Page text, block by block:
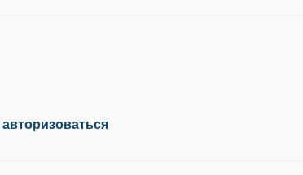
авторизоваться